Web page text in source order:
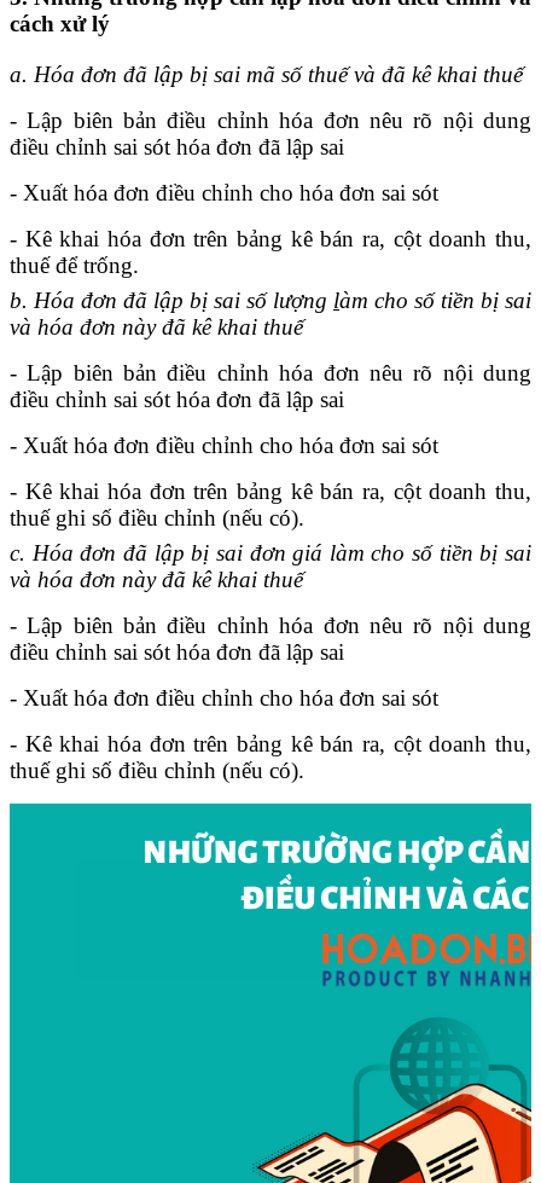
cách xử lý
a. Hóa đơn đã lập bị sai mã số thuế và đã kê khai thuế
- Lập biên bản điều chỉnh hóa đơn nêu rõ nội dung
điều chỉnh sai sót hóa đơn đã lập sai
- Xuất hóa đơn điều chỉnh cho hóa đơn sai sót
- Kê khai hóa đơn trên bảng kê bán ra, cột doanh thu,
thuế để trống.
b. Hóa đơn đã lập bị sai số lượng làm cho số tiền bị sai
và hóa đơn này đã kê khai thuế
- Lập biên bản điều chỉnh hóa đơn nêu rõ nội dung
điều chỉnh sai sót hóa đơn đã lập sai
- Xuất hóa đơn điều chỉnh cho hóa đơn sai sót
- Kê khai hóa đơn trên bảng kê bán ra, cột doanh thu,
thuế ghi số điều chỉnh (nếu có).
c. Hóa đơn đã lập bị sai đơn giá làm cho số tiền bị sai
và hóa đơn này đã kê khai thuế
- Lập biên bản điều chỉnh hóa đơn nêu rõ nội dung
điều chỉnh sai sót hóa đơn đã lập sai
- Xuất hóa đơn điều chỉnh cho hóa đơn sai sót
- Kê khai hóa đơn trên bảng kê bán ra, cột doanh thu,
thuế ghi số điều chỉnh (nếu có).